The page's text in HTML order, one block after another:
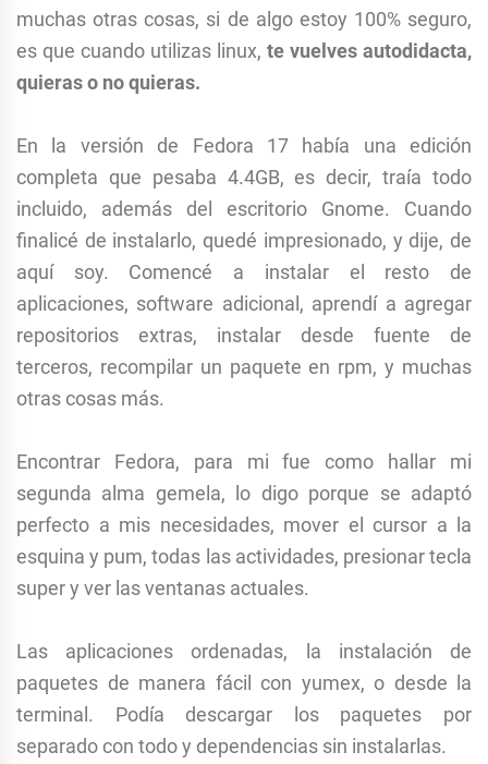
muchas otras cosas, si de algo estoy 100% seguro,
es que cuando utilizas linux, te vuelves autodidacta,
quieras o no quieras.
En la versión de Fedora 17 había una edición
completa que pesaba 4.4GB, es decir, traía todo
incluido, además del escritorio Gnome. Cuando
finalicé de instalarlo, quedé impresionado, y dije, de
aquí soy. Comencé a instalar el resto de
aplicaciones, software adicional, aprendí a agregar
repositorios extras, instalar desde fuente de
terceros, recompilar un paquete en rpm, y muchas
otras cosas más.
Encontrar Fedora, para mi fue como hallar mi
segunda alma gemela, lo digo porque se adaptó
perfecto a mis necesidades, mover el cursor a la
esquina y pum, todas las actividades, presionar tecla
super y ver las ventanas actuales.
Las aplicaciones ordenadas, la instalación de
paquetes de manera fácil con yumex, o desde la
terminal. Podía descargar los paquetes por
separado con todo y dependencias sin instalarlas.